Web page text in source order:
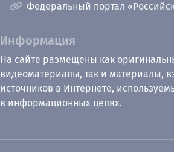
Федеральный портал
Информация
На сайте размещены как
видеоматериалы, так и материалы,
источников в Интернете,
в информационных целях.